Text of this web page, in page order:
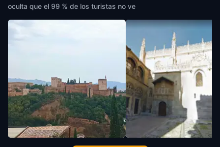
oculta que el 99 % de los turistas no ve